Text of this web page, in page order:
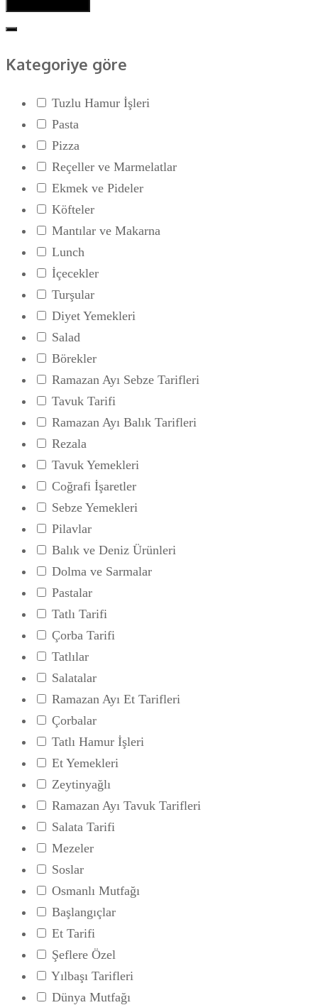
Kategoriye göre
Tuzlu Hamur İşleri
Pasta
Pizza
Reçeller ve Marmelatlar
Ekmek ve Pideler
Köfteler
Mantılar ve Makarna
Lunch
İçecekler
Turşular
Diyet Yemekleri
Salad
Börekler
Ramazan Ayı Sebze Tarifleri
Tavuk Tarifi
Ramazan Ayı Balık Tarifleri
Rezala
Tavuk Yemekleri
Coğrafi İşaretler
Sebze Yemekleri
Pilavlar
Balık ve Deniz Ürünleri
Dolma ve Sarmalar
Pastalar
Tatlı Tarifi
Çorba Tarifi
Tatlılar
Salatalar
Ramazan Ayı Et Tarifleri
Çorbalar
Tatlı Hamur İşleri
Et Yemekleri
Zeytinyağlı
Ramazan Ayı Tavuk Tarifleri
Salata Tarifi
Mezeler
Soslar
Osmanlı Mutfağı
Başlangıçlar
Et Tarifi
Şeflere Özel
Yılbaşı Tarifleri
Dünya Mutfağı